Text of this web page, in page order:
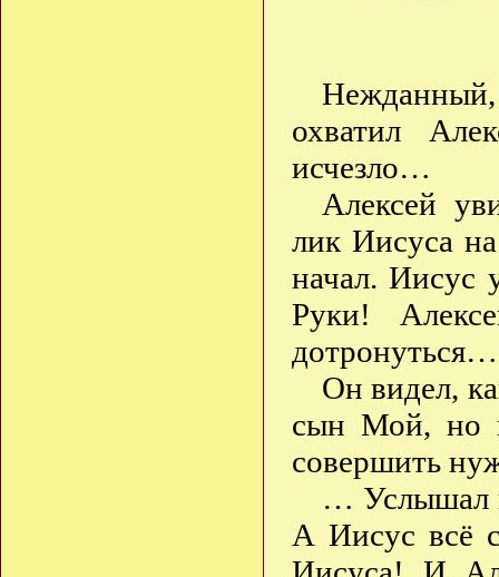
охватил
исчезло…
Алексей
лик Иисуса
начал. Иисус
Руки!
Он видел,
сын Мой, но
совершить
… Услышал
А Иисус всё